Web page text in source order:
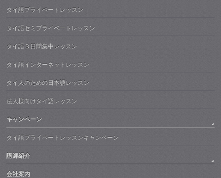
タイ語プライベートレッスン
タイ語セミプライベートレッスン
タイ語３日間集中レッスン
タイ語インターネットレッスン
タイ人のための日本語レッスン
法人様向けタイ語レッスン
キャンペーン
タイ語プライベートレッスンキャンペーン
講師紹介
会社案内